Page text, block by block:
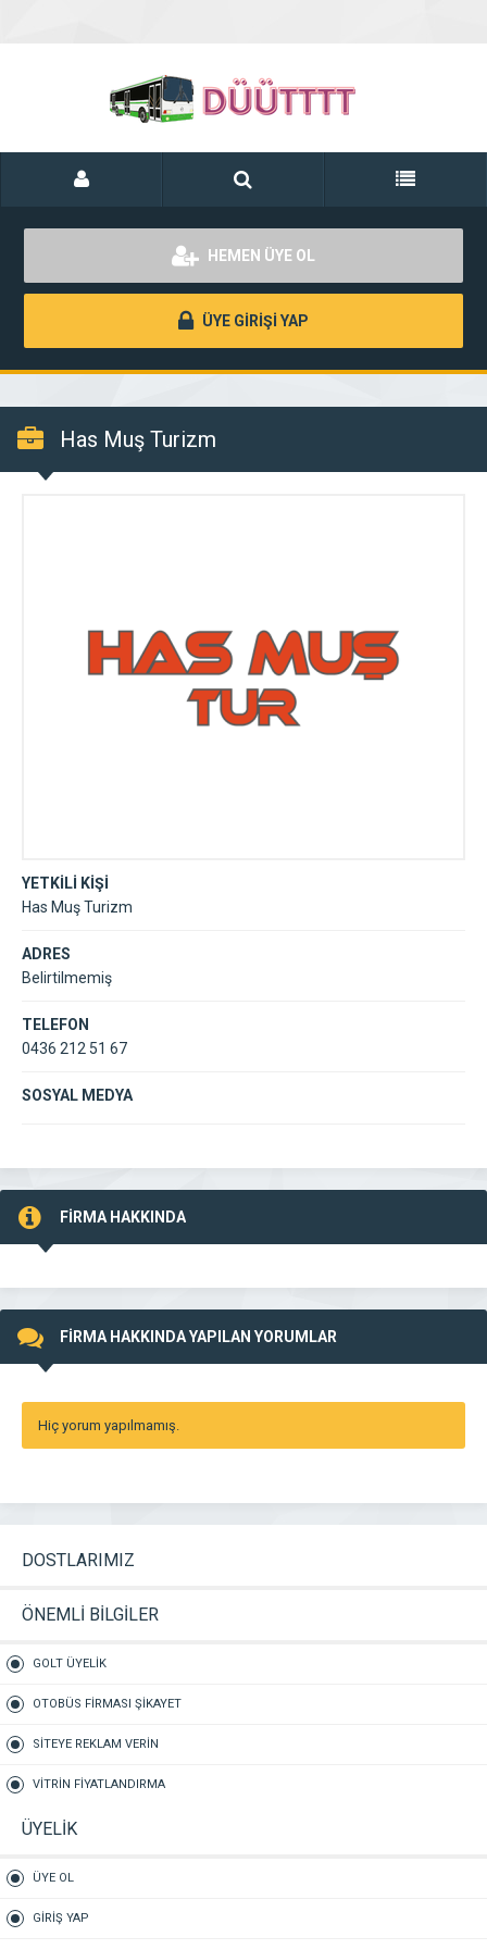
HEMEN ÜYE OL
ÜYE GİRİŞİ YAP
Has Muş Turizm
YETKİLİ KİŞİ
Has Muş Turizm
ADRES
Belirtilmemiş
TELEFON
0436 212 51 67
SOSYAL MEDYA
FİRMA HAKKINDA
FİRMA HAKKINDA YAPILAN YORUMLAR
Hiç yorum yapılmamış.
DOSTLARIMIZ
ÖNEMLİ BİLGİLER
GOLT ÜYELİK
OTOBÜS FİRMASI ŞİKAYET
SİTEYE REKLAM VERİN
VİTRİN FİYATLANDIRMA
ÜYELİK
ÜYE OL
GİRİŞ YAP